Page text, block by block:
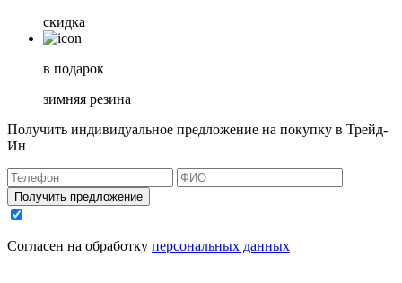
скидка
в подарок
зимняя резина
Получить индивидуальное предложение на покупку в Трейд-
Ин
Получить предложение
Согласен на обработку персональных данных